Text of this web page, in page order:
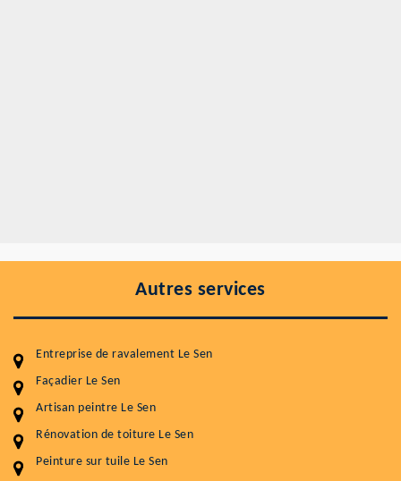
Autres services
Entreprise de ravalement Le Sen
Façadier Le Sen
Artisan peintre Le Sen
Rénovation de toiture Le Sen
Peinture sur tuile Le Sen
Entretenir votre toiture, c'est préserver sa
durabilité
Plus de 15 ans d'expérience en couverture et facade